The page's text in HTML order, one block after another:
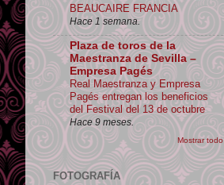
BEAUCAIRE FRANCIA
Hace 1 semana.
Plaza de toros de la
Maestranza de Sevilla –
Empresa Pagés
Real Maestranza y Empresa
Pagés entregan los beneficios
del Festival del 13 de octubre
Hace 9 meses.
Mostrar todo
FOTOGRAFÍA